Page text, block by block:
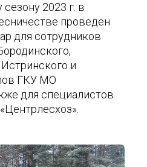
2023 г. в
проведен
для сотрудников
и
ГКУ МО
для специалистов